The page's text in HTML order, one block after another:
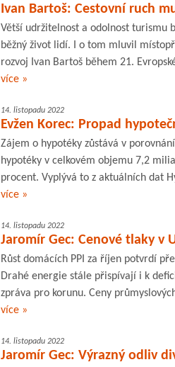
Ivan Bartoš: Cestovní ruch
Větší udržitelnost a odolnost turismu
běžný život lidí. I o tom mluvil
rozvoj Ivan Bartoš během 21.
více »
14. listopadu 2022
Evžen Korec: Propad
Zájem o hypotéky zůstává v
hypotéky v celkovém objemu 7,2
procent. Vyplývá to z aktuálních dat
více »
14. listopadu 2022
Jaromír Gec: Cenové tlaky v
Růst domácích PPI za říjen potvrdí
Drahé energie stále přispívají i k
zpráva pro korunu. Ceny
více »
14. listopadu 2022
Jaromír Gec: Výrazný odliv